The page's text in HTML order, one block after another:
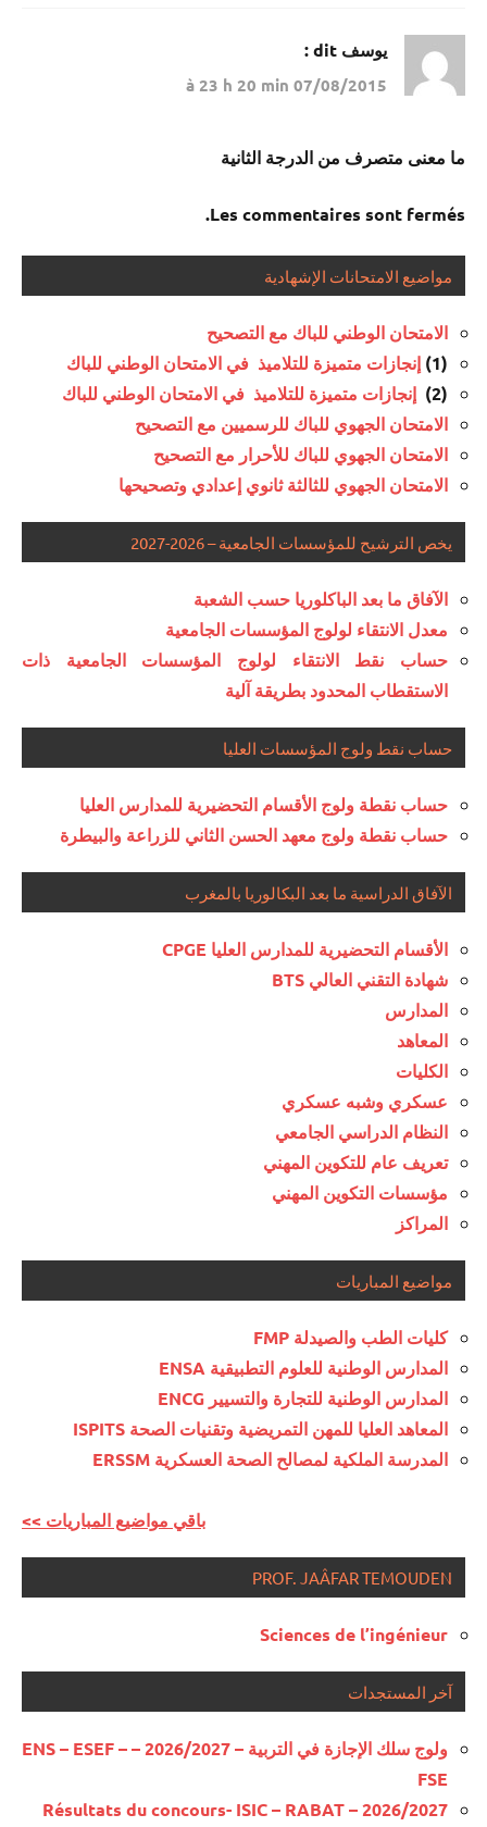
يوسف dit :
07/08/2015 à 23 h 20 min
ما معنى متصرف من الدرجة الثانية
Les commentaires sont fermés.
مواضيع الامتحانات الإشهادية
الامتحان الوطني للباك مع التصحيح
(1)
إنجازات متميزة للتلاميذ في الامتحان الوطني للباك
(2)
إنجازات متميزة للتلاميذ في الامتحان الوطني للباك
الامتحان الجهوي للباك للرسميين مع التصحيح
الامتحان الجهوي للباك للأحرار مع التصحيح
الامتحان الجهوي للثالثة ثانوي إعدادي وتصحيحها
يخص الترشيح للمؤسسات الجامعية – 2026-2027
الآفاق ما بعد الباكلوريا حسب الشعبة
معدل الانتقاء لولوج المؤسسات الجامعية
حساب نقط الانتقاء لولوج المؤسسات الجامعية ذات
الاستقطاب المحدود بطريقة آلية
حساب نقط ولوج المؤسسات العليا
حساب نقطة ولوج الأقسام التحضيرية للمدارس العليا
حساب نقطة ولوج معهد الحسن الثاني للزراعة والبيطرة
الآفاق الدراسية ما بعد البكالوريا بالمغرب
الأقسام التحضيرية للمدارس العليا CPGE
شهادة التقني العالي BTS
المدارس
المعاهد
الكليات
عسكري وشبه عسكري
النظام الدراسي الجامعي
تعريف عام للتكوين المهني
مؤسسات التكوين المهني
المراكز
مواضيع المباريات
كليات الطب والصيدلة FMP
المدارس الوطنية للعلوم التطبيقية ENSA
المدارس الوطنية للتجارة والتسيير ENCG
المعاهد العليا للمهن التمريضية وتقنيات الصحة ISPITS
المدرسة الملكية لمصالح الصحة العسكرية ERSSM
<< باقي مواضيع المباريات
PROF. JAÂFAR TEMOUDEN
Sciences de l’ingénieur
آخر المستجدات
ولوج سلك الإجازة في التربية – 2026/2027 – ENS – ESEF –
FSE
Résultats du concours- ISIC – RABAT – 2026/2027